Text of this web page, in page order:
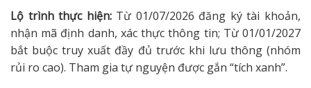
Lộ trình thực hiện: Từ 01/07/2026 đăng ký tài khoản,
nhận mã định danh, xác thực thông tin; Từ 01/01/2027
bắt buộc truy xuất đầy đủ trước khi lưu thông (nhóm
rủi ro cao). Tham gia tự nguyện được gắn “tích xanh”.